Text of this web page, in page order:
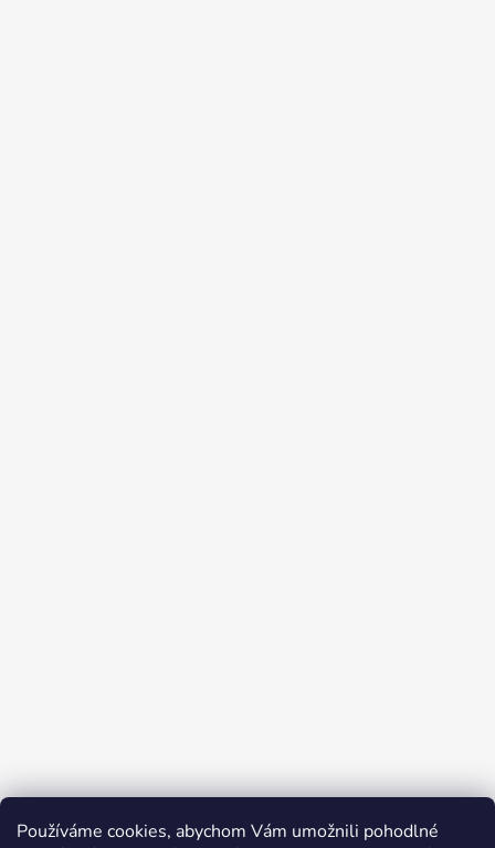
Používáme cookies, abychom Vám umožnili pohodlné